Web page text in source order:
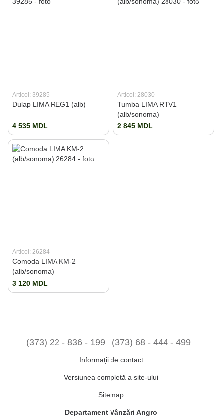
Articol: 39285
Dulap LIMA REG1 (alb)
4 535 MDL
Articol: 28030
Tumba LIMA RTV1
(alb/sonoma)
2 845 MDL
Articol: 26284
Comoda LIMA KM-2
(alb/sonoma)
3 120 MDL
(373) 22 - 836 - 199 (373) 68 - 444 - 499
Informaţii de contact
Versiunea completă a site-ului
Sitemap
Departament Vânzări Angro